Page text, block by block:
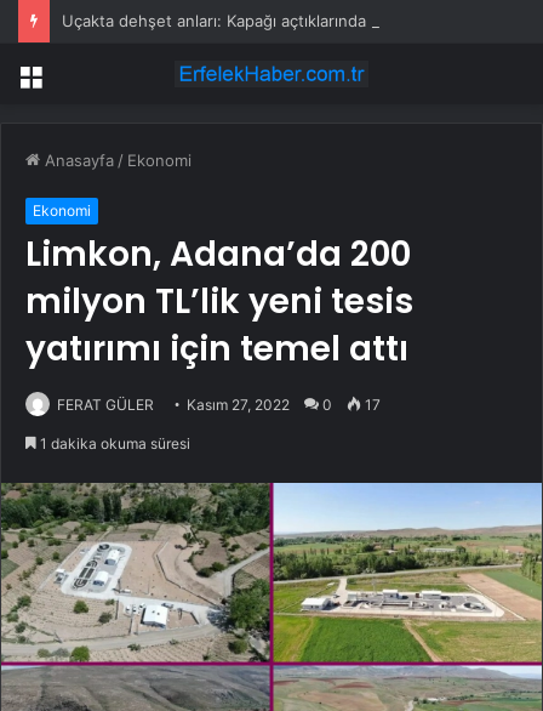
Menü
Anasayfa / Ekonomi
Ekonomi
Limkon, Adana’da 200
milyon TL’lik yeni tesis
yatırımı için temel attı
FERAT GÜLER Kasım 27, 2022 0 17
1 dakika okuma süresi